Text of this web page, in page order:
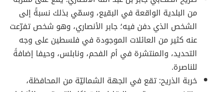
من البلدية الواقعة في البقيع، وسمّي بذلك نسبةً إلى
الشخص الذي دفن فيه؛ جابر الأنصاري، وهو شخص تفرّعت
عنه كثير من العائلات الموجودة في فلسطين على وجه
التحديد، والمنتشرة في أم الفحم، ونابلس، وحيفا إضافةً
للناصرة.
خربة الذريح: تقع في الجهة الشماليّة من المحافظة،